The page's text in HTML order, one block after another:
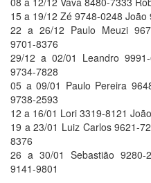
15 a 19/12 Zé 9748-0248
22 a 26/12 Paulo Meuzi
9701-8376
29/12 a 02/01 Leandro
9734-7828
05 a 09/01 Paulo Pereira
9738-2593
12 a 16/01 Lori 3319-8121
19 a 23/01 Luiz Carlos 9621-
8376
26 a 30/01 Sebastião 9280-
9141-9801